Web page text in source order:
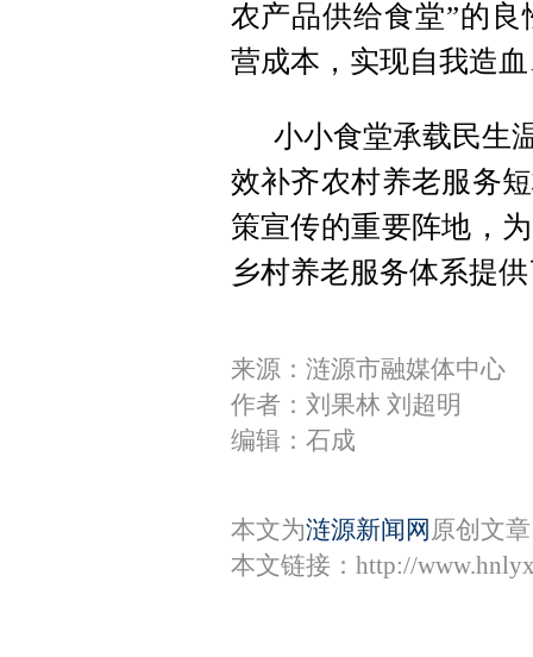
农产品供给食堂”的
营成本，实现自我造
小小食堂承载民生
效补齐农村养老服务
策宣传的重要阵地，
乡村养老服务体系提
来源：涟源市融媒体中心
作者：刘果林 刘超明
编辑：石成
本文为涟源新闻网 原创文
本文链接： http://